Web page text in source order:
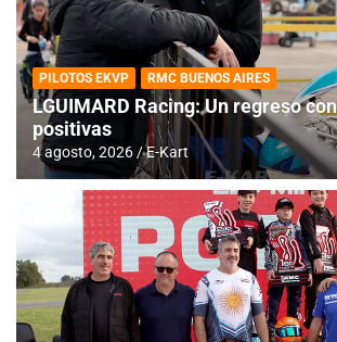
PILOTOS EKVP RMC BUENOS AIRES
LGUIMARD Racing: Un regreso
positivas
4 agosto, 2026 E-Kart